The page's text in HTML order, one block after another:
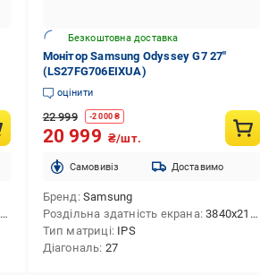
Безкоштовна доставка
Монітор Samsung Odyssey G7 27"
(LS27FG706EIXUA)
оцінити
22 999 -2 000 ₴
20 999 ₴/шт.
Cамовивіз Доставимо
Бренд Samsung
Роздільна здатність екрана 3840x2160 (UHD 4K)
Тип матриці IPS
Діагональ 27